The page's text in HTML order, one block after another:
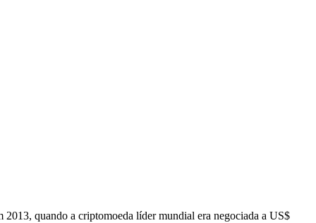
quando a criptomoeda líder mundial era negociada a US$